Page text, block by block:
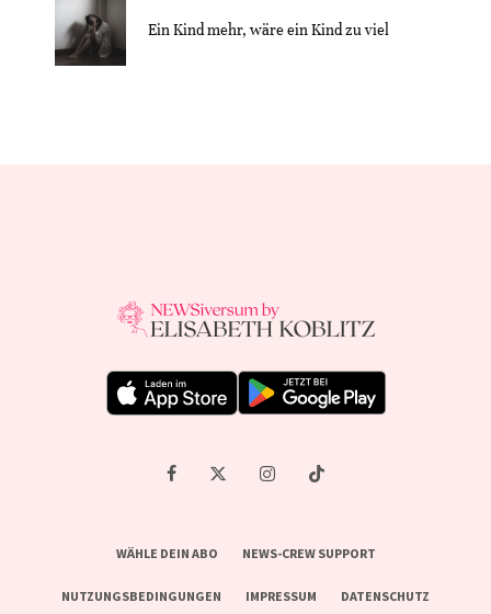
Ein Kind mehr, wäre ein Kind zu viel
WÄHLE DEIN ABO NEWS-CREW SUPPORT
NUTZUNGSBEDINGUNGEN IMPRESSUM DATENSCHUTZ